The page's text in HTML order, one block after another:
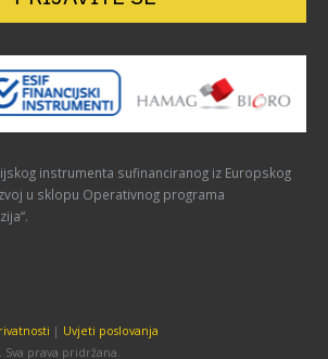
instrumenta sufinanciranog iz Europskog
u sklopu Operativnog programa
| Uvjeti poslovanja
prava pridržana.